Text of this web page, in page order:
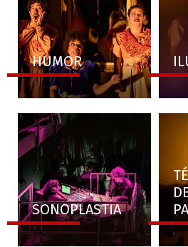
HUMOR
SONOPLASTIA